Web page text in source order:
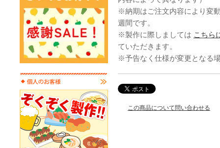
※納期はご注文内容により変
週間です。
※製作に際しましては こちら
ていただきます。
※予告なく仕様が変更となる
この商品について問い合わせる